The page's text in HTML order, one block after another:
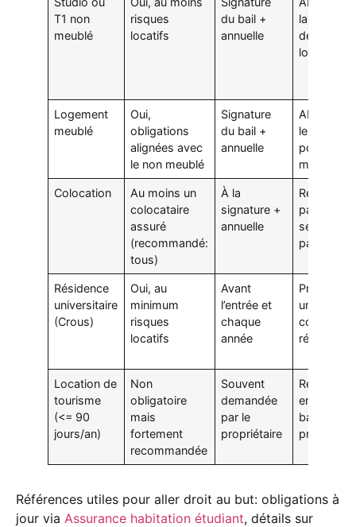
T1 non
meublé
risques
locatifs
du bail +
annuelle
la
des
locatifs
Logement
meublé
Oui,
obligations
alignées avec
le non meublé
Signature
du bail +
annuelle
ALUR a
les
pour les
meublés
Colocation
Au moins un
colocataire
assuré
(recommandé:
tous)
À la
signature +
annuelle
partagée
selon
part de
Résidence
universitaire
(Crous)
Oui, au
minimum
risques
locatifs
Avant
l’entrée et
chaque
année
contrôle
régulier
Location de
tourisme
(<= 90
jours/an)
Non
obligatoire
mais
fortement
recommandée
Souvent
demandée
par le
propriétaire
envers le
bailleur à
prévoir
Références utiles pour aller droit au but: obligations à
jour via Assurance habitation étudiant, détails sur